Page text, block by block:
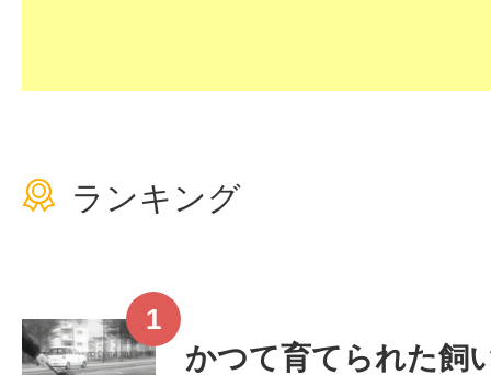
ランキング
かつて育てられた飼